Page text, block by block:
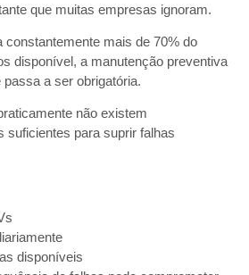
que muitas empresas ignoram.
constantemente mais de 70% do
disponível, a manutenção preventiva
a ser obrigatória.
não existem
suficientes para suprir falhas
disponíveis